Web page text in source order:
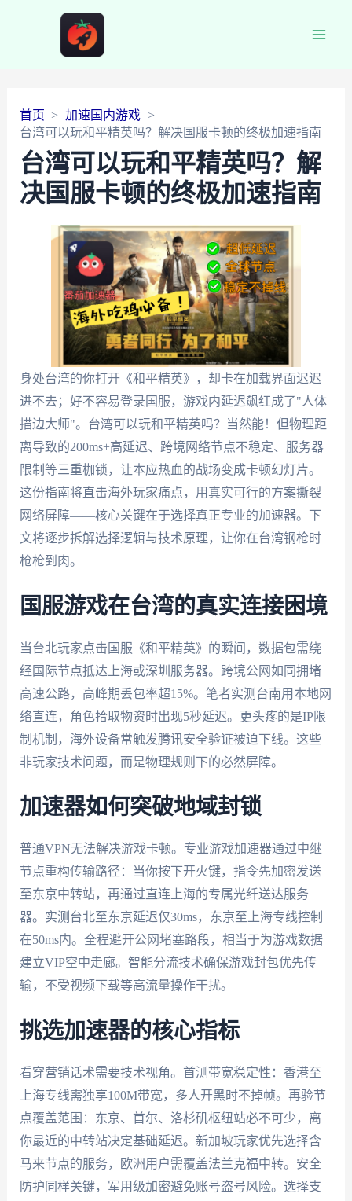
首页
加速国内游戏
台湾可以玩和平精英吗？解决国服卡顿的终极加速指南
台湾可以玩和平精英吗？解
决国服卡顿的终极加速指南
身处台湾的你打开《和平精英》，却卡在加载界面迟迟
进不去；好不容易登录国服，游戏内延迟飙红成了"人体
描边大师"。台湾可以玩和平精英吗？当然能！但物理距
离导致的200ms+高延迟、跨境网络节点不稳定、服务器
限制等三重枷锁，让本应热血的战场变成卡顿幻灯片。
这份指南将直击海外玩家痛点，用真实可行的方案撕裂
网络屏障——核心关键在于选择真正专业的加速器。下
文将逐步拆解选择逻辑与技术原理，让你在台湾钢枪时
枪枪到肉。
国服游戏在台湾的真实连接困境
当台北玩家点击国服《和平精英》的瞬间，数据包需绕
经国际节点抵达上海或深圳服务器。跨境公网如同拥堵
高速公路，高峰期丢包率超15%。笔者实测台南用本地网
络直连，角色拾取物资时出现5秒延迟。更头疼的是IP限
制机制，海外设备常触发腾讯安全验证被迫下线。这些
非玩家技术问题，而是物理规则下的必然屏障。
加速器如何突破地域封锁
普通VPN无法解决游戏卡顿。专业游戏加速器通过中继
节点重构传输路径：当你按下开火键，指令先加密发送
至东京中转站，再通过直连上海的专属光纤送达服务
器。实测台北至东京延迟仅30ms，东京至上海专线控制
在50ms内。全程避开公网堵塞路段，相当于为游戏数据
建立VIP空中走廊。智能分流技术确保游戏封包优先传
输，不受视频下载等高流量操作干扰。
挑选加速器的核心指标
看穿营销话术需要技术视角。首测带宽稳定性：香港至
上海专线需独享100M带宽，多人开黑时不掉帧。再验节
点覆盖范围：东京、首尔、洛杉矶枢纽站必不可少，离
你最近的中转站决定基础延迟。新加坡玩家优先选择含
马来节点的服务，欧洲用户需覆盖法兰克福中转。安全
防护同样关键，军用级加密避免账号盗号风险。选择支